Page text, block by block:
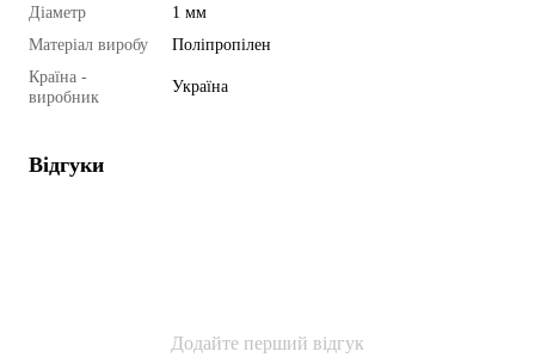
Діаметр
1 мм
Матеріал виробу
Поліпропілен
Країна -
виробник
Україна
Відгуки
Додайте перший відгук